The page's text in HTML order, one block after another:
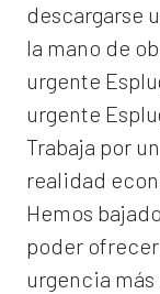
descargarse
la mano de
urgente
urgente
Trabaja por
realidad
Hemos
poder
urgencia